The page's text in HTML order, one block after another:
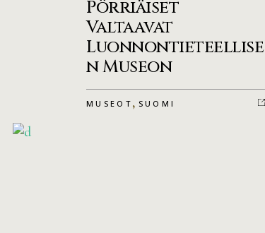
Pörriäiset
Valtaavat
Luonnontieteellise
n Museon
MUSEOT , SUOMI